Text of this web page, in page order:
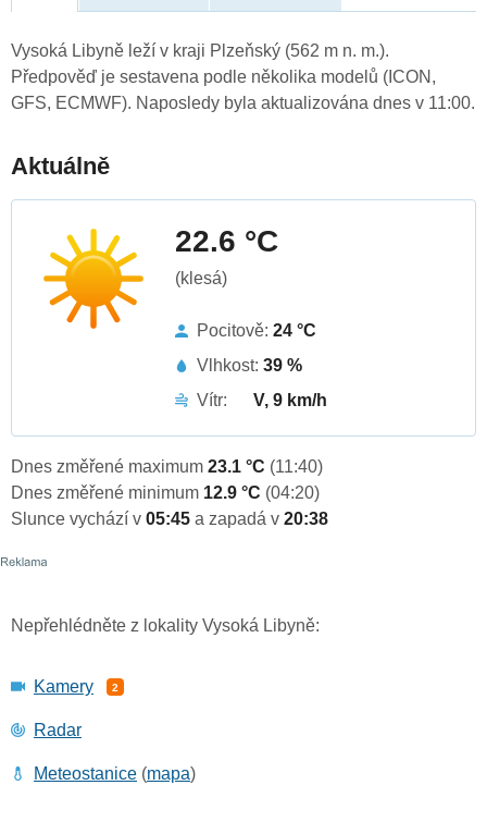
Vysoká Libyně leží v kraji Plzeňský (562 m n. m.).
Předpověď je sestavena podle několika modelů (ICON,
GFS, ECMWF). Naposledy byla aktualizována dnes v 11:00.
Aktuálně
22.6 °C
(klesá)
Pocitově: 24 °C
Vlhkost: 39 %
Vítr:
V, 9 km/h
Dnes změřené maximum 23.1 °C (11:40)
Dnes změřené minimum 12.9 °C (04:20)
Slunce vychází v 05:45 a zapadá v 20:38
Nepřehlédněte z lokality Vysoká Libyně:
Kamery 2
Radar
Meteostanice (mapa)